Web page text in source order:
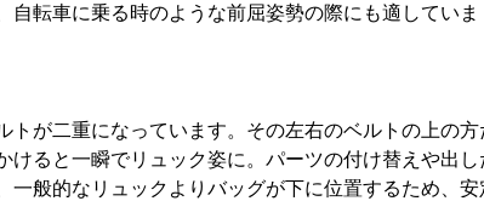
転車に乗る時のような前屈姿勢の際にも適していま
トが二重になっています。その左右のベルトの上の方
ると一瞬でリュック姿に。パーツの付け替えや出し
一般的なリュックよりバッグが下に位置するため、安